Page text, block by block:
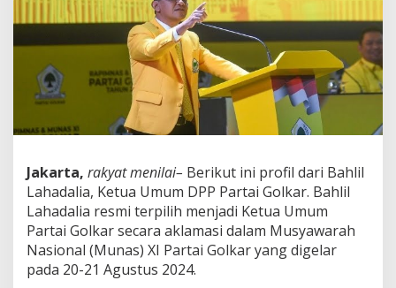
a
y
a
e
t
u
P
a
t
a
i
G
o
Jakarta, rakyat menilai– Berikut ini profil dari Bahlil
Lahadalia, Ketua Umum DPP Partai Golkar. Bahlil
Lahadalia resmi terpilih menjadi Ketua Umum
Partai Golkar secara aklamasi dalam Musyawarah
Nasional (Munas) XI Partai Golkar yang digelar
pada 20-21 Agustus 2024.